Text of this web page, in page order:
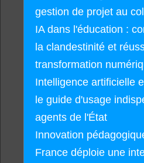
gestion de projet au
IA dans l'éducation :
la clandestinité et
transformation
Intelligence artificielle
le guide d'usage
agents de l'État
Innovation
France déploie une